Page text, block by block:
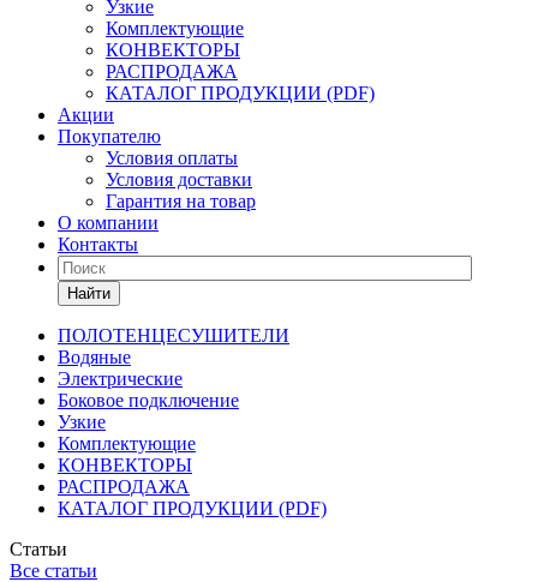
Узкие
Комплектующие
КОНВЕКТОРЫ
РАСПРОДАЖА
КАТАЛОГ ПРОДУКЦИИ (PDF)
Акции
Покупателю
Условия оплаты
Условия доставки
Гарантия на товар
О компании
Контакты
Найти
ПОЛОТЕНЦЕСУШИТЕЛИ
Водяные
Электрические
Боковое подключение
Узкие
Комплектующие
КОНВЕКТОРЫ
РАСПРОДАЖА
КАТАЛОГ ПРОДУКЦИИ (PDF)
Статьи
Все статьи